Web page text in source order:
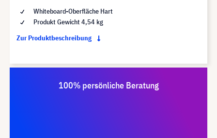
Whiteboard-Oberfläche Hart
Produkt Gewicht 4,54 kg
Zur Produktbeschreibung
100% persönliche Beratung